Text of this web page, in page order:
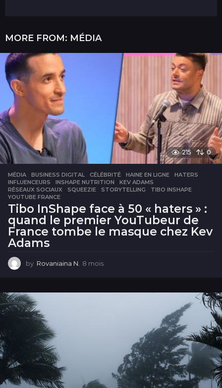
MORE FROM: MÉDIA
215 0
MÉDIA BUSINESS DIGITAL ,CÉLÉBRITÉ ,HAINE EN LIGNE ,HATERS
INFLUENCEURS
,INSHAPE NUTRITION ,KEV ADAMS
RÉSEAUX SOCIAUX
,SQUEEZIE ,STORYTELLING ,TIBO INSHAPE
YOUTUBE FRANCE
Tibo InShape face à 50 « haters » :
quand le premier YouTubeur de
France tombe le masque chez Kev
Adams
by Rovaniaina N. 8 mois
i